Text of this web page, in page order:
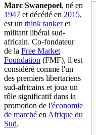
Marc Swanepoel, né en
1947 et décédé en 2015,
est un think tankeret
militant libéral sud-
africain. Co-fondateur
de la Free Market
Foundation (FMF), il est
considéré comme l'un
des premiers libertariens
sud-africains et joua un
rôle significatif dans la
promotion de l'économie
de marché en Afrique du
Sud.